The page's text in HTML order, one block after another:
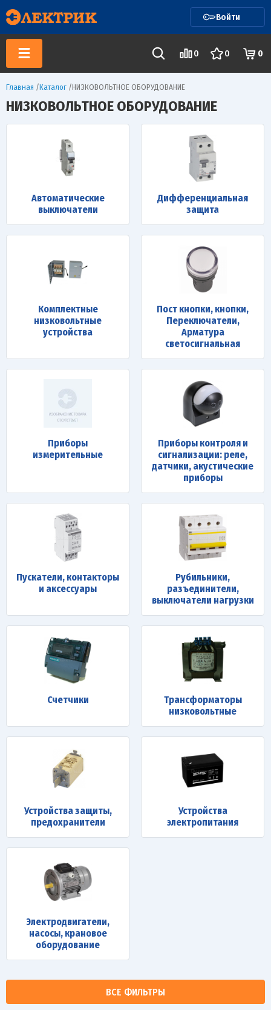
Войти
0 0 0
Главная /Каталог /НИЗКОВОЛЬТНОЕ ОБОРУДОВАНИЕ
НИЗКОВОЛЬТНОЕ ОБОРУДОВАНИЕ
Автоматические
выключатели
Дифференциальная
защита
Комплектные
низковольтные
устройства
Пост кнопки, кнопки,
Переключатели,
Арматура
светосигнальная
Приборы
измерительные
Приборы контроля и
сигнализации: реле,
датчики, акустические
приборы
Пускатели, контакторы
и аксессуары
Рубильники,
разъединители,
выключатели нагрузки
Счетчики
Трансформаторы
низковольтные
Устройства защиты,
предохранители
Устройства
электропитания
Электродвигатели,
насосы, крановое
оборудование
ВСЕ ФИЛЬТРЫ